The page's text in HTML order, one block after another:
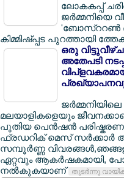
ലോകകപ്പ്
ജര്‍മ്മനിയെ
'ബോസ്ററണ്‍
കിമ്മിഷ്പ്പട പുറത്തായി
ഒരു
അതേപടി
മലയാളികളെയും
പുതിയ പെന്‍ഷന്‍
ഫ്രഡറിക് മെസ് സര്‍ക്കാര്‍
സമ്പൂര്‍ണ്ണ
ഏറ്റവും ആകര്‍ഷകമായി,
നല്‍കുകയാണ് തുടര്‍ന്നു